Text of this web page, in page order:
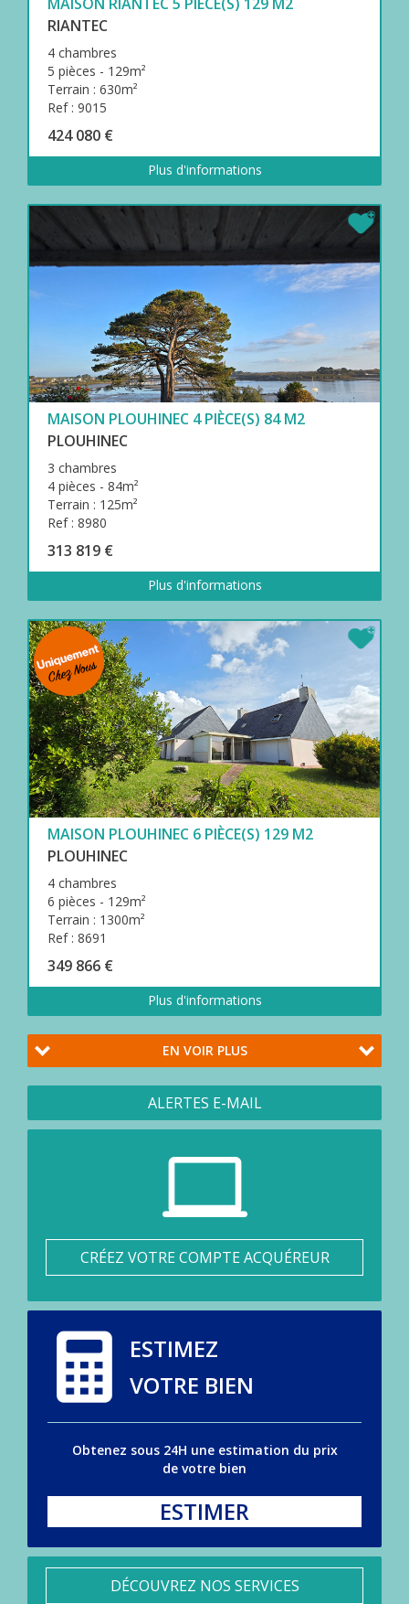
RIANTEC
4 chambres
5 pièces - 129m²
Terrain : 630m²
Ref : 9015
424 080 €
Plus d'informations
MAISON PLOUHINEC 4 PIÈCE(S) 84 M2
PLOUHINEC
3 chambres
4 pièces - 84m²
Terrain : 125m²
Ref : 8980
313 819 €
Plus d'informations
MAISON PLOUHINEC 6 PIÈCE(S) 129 M2
PLOUHINEC
4 chambres
6 pièces - 129m²
Terrain : 1300m²
Ref : 8691
349 866 €
Plus d'informations
EN VOIR PLUS
ALERTES E-MAIL
CRÉEZ VOTRE COMPTE ACQUÉREUR
ESTIMEZ
VOTRE BIEN
Obtenez sous 24H une estimation du prix
de votre bien
ESTIMER
DÉCOUVREZ NOS SERVICES